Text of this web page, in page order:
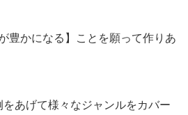
豊かになる】ことを願って作りあ
あげて様々なジャンルをカバー